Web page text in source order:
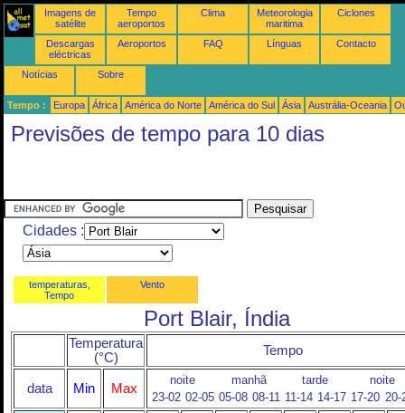
Imagens de
satélite
Tempo
aeroportos
Clima
Meteorologia
maritima
Ciclones
Descargas
eléctricas
Aeroportos FAQ Línguas Contacto
Notícias Sobre
Tempo : Europa África América do Norte América do Sul Ásia Austrália-Oceania
Previsões de tempo para 10 dias
Cidades :
temperaturas,
Tempo
Vento
Port Blair, Índia
Temperatura
(°C)
Tempo
data Min Max
noite manhã tarde
noite
23-02 02-05 05-08 08-11 11-14 14-17 17-20 20-